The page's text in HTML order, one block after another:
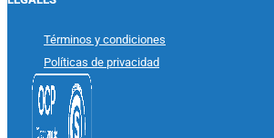
Términos y condiciones
Políticas de privacidad